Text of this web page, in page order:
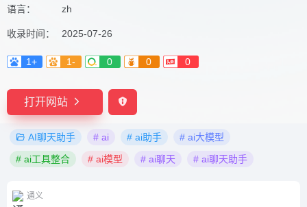
语言： zh
收录时间： 2025-07-26
1+ 1- 0 0 0
打开网站
AI聊天助手 # ai # ai助手
# ai大模型
# ai工具整合
# ai模型 # ai聊天 # ai聊天助手
通义